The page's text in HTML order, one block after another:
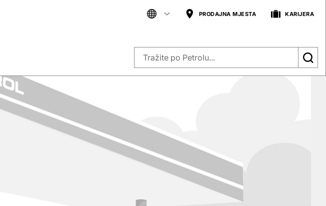
PRODAJNA MJESTA KARIJERA